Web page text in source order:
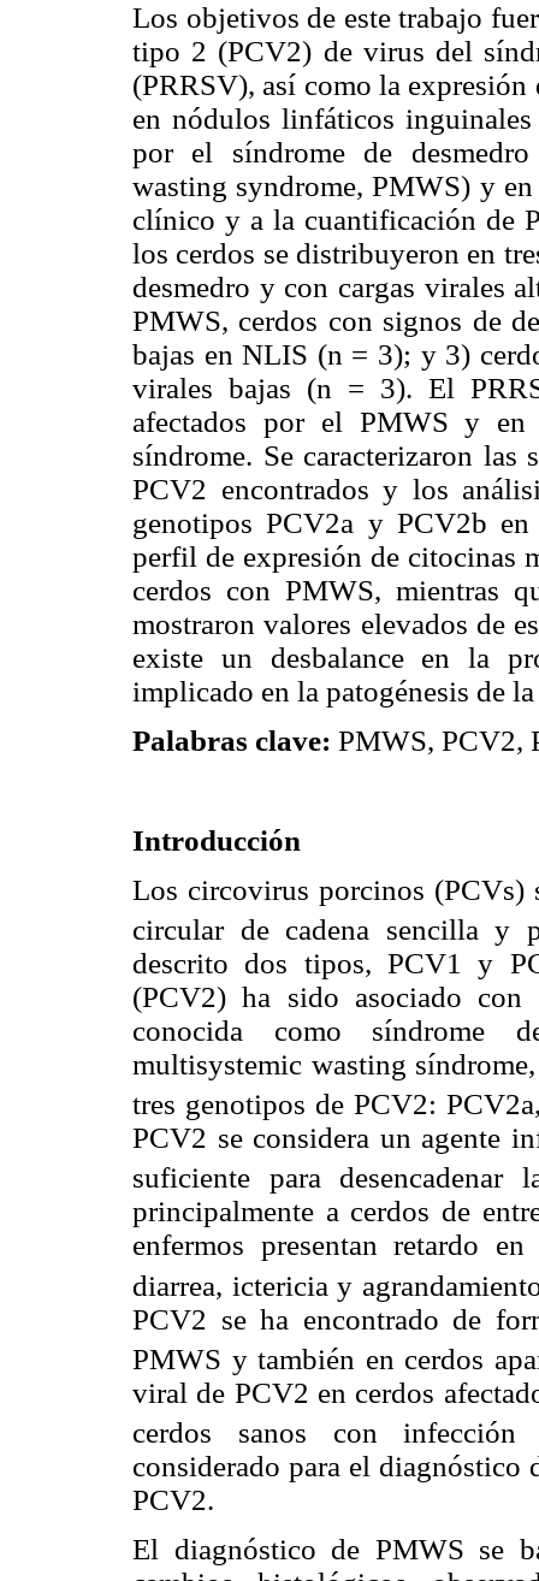
Los objetivos de este trabajo
tipo 2 (PCV2) de virus del
(PRRSV), así como la
en nódulos linfáticos
por el síndrome de desmedro
wasting syndrome, PMWS) y
clínico y a la cuantificación de
los cerdos se distribuyeron en
desmedro y con cargas virales
PMWS, cerdos con signos de
bajas en NLIS (n = 3); y 3)
virales bajas (n = 3). El
afectados por el PMWS y
síndrome. Se caracterizaron las
PCV2 encontrados y los
genotipos PCV2a y PCV2b
perfil de expresión de citocinas
cerdos con PMWS, mientras
mostraron valores elevados de
existe un desbalance en la
implicado en la patogénesis de
Palabras clave: PMWS, PCV2,
Introducción
Los circovirus porcinos (PCVs)
circular de cadena sencilla y
descrito dos tipos, PCV1 y
(PCV2) ha sido asociado
conocida como síndrome
multisystemic wasting
tres genotipos de PCV2:
PCV2 se considera un agente
suficiente para desencadenar
principalmente a cerdos de
enfermos presentan retardo
diarrea, ictericia y
PCV2 se ha encontrado de
PMWS y también en cerdos
viral de PCV2 en cerdos
cerdos sanos con infección
considerado para el
PCV2.
El diagnóstico de PMWS se